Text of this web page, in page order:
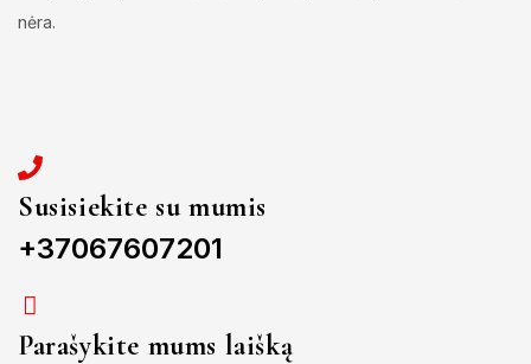
nėra.
Susisiekite su mumis
+37067607201
Parašykite mums laišką